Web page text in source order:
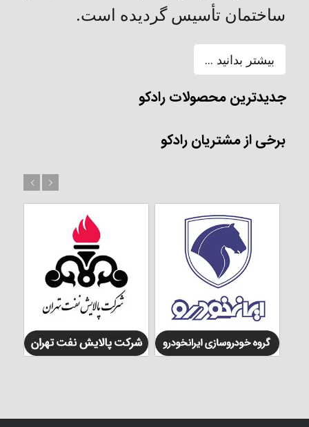
ساختمان تأسیس گردیده است.
بیشتر بدانید ...
جدیدترین محصولات رادکو
برخی از مشتریان رادکو